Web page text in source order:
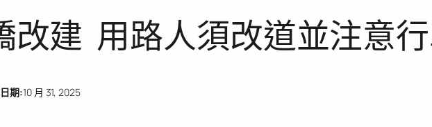
改建 用路人須改道並注意
期:10 月 31, 2025